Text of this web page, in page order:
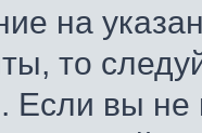
на
то
Если вы